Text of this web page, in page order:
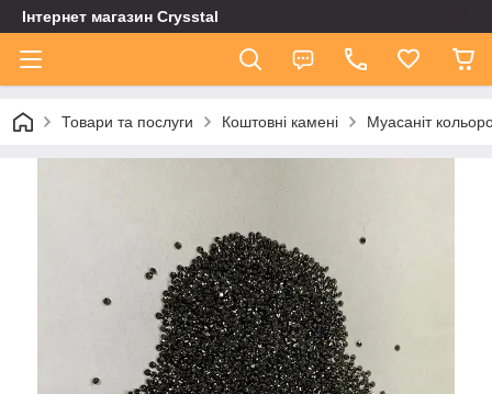
Інтернет магазин Сrysstal
Товари та послуги Коштовні камені Муасаніт